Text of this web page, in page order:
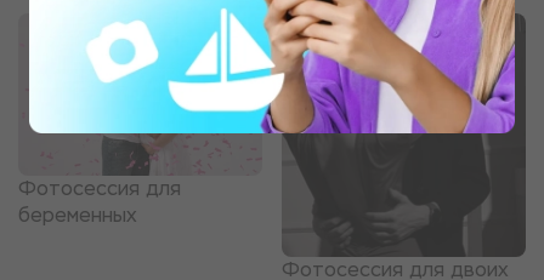
Фотосессия для
беременных
Фотосессия для двоих